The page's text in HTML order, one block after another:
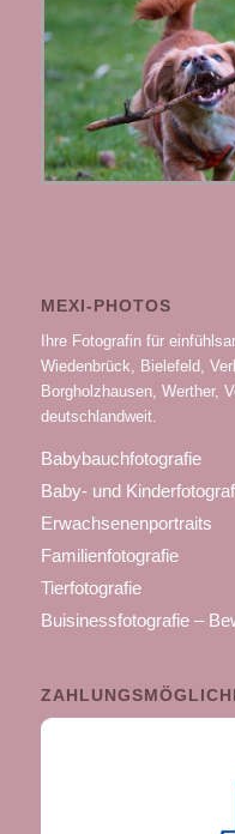
MEXI-PHOTOS
Ihre Fotografin für
Wiedenbrück, Bielefeld,
Borgholzhausen, Werther,
deutschlandweit.
Babybauchfotografie
Baby- und
Erwachsenenportraits
Familienfotografie
Tierfotografie
Buisinessfotografie –